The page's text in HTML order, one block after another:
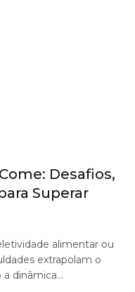
Desafios,
Superar
alimentar ou
extrapolam o
dinâmica…